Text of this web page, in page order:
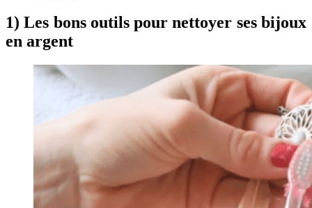
1) Les bons outils pour nettoyer ses bijoux
en argent